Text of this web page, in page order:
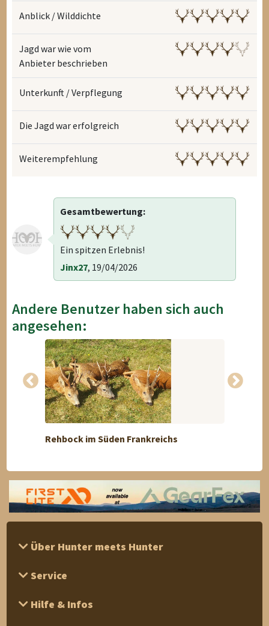
Anblick / Wilddichte
Jagd war wie vom
Anbieter beschrieben
Unterkunft / Verpflegung
Die Jagd war erfolgreich
Weiterempfehlung
Gesamtbewertung:
Ein spitzen Erlebnis!
Jinx27, 19/04/2026
Andere Benutzer haben sich auch
angesehen:
Rehbock im Süden Frankreichs
Über Hunter meets Hunter
Service
Hilfe & Infos